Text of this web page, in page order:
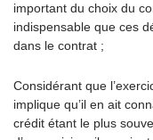
important du choix du
indispensable que ces
dans le contrat ;
Considérant que
implique qu’il en ait
crédit étant le plus